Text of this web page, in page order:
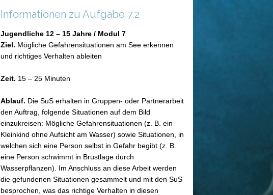
Informationen zu Aufgabe 7.2
Jugendliche 12 – 15 Jahre / Modul 7
Ziel. Mögliche Gefahrensituationen am See erkennen
und richtiges Verhalten ableiten
Zeit. 15 – 25 Minuten
Ablauf. Die SuS erhalten in Gruppen- oder Partnerarbeit
den Auftrag, folgende Situationen auf dem Bild
einzukreisen: Mögliche Gefahrensituationen (z. B. ein
Kleinkind ohne Aufsicht am Wasser) sowie Situationen, in
welchen sich eine Person selbst in Gefahr begibt (z. B.
eine Person schwimmt in Brustlage durch
Wasserpflanzen). Im Anschluss an diese Arbeit werden
die gefundenen Situationen gesammelt und mit den SuS
besprochen, was das richtige Verhalten in diesen